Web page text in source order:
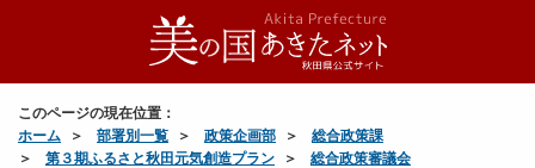
このページの現在位置：
ホーム
部署別一覧 政策企画部
総合政策課
第３期ふるさと秋田元気創造プラン
総合政策審議会